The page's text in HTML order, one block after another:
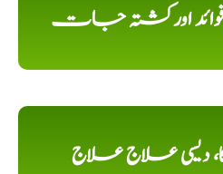
فوائد اورکشتہ جات
دیسی علاج علاج